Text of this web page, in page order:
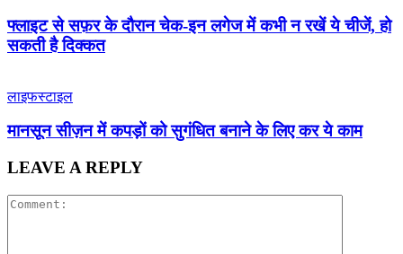
फ्लाइट से सफ़र के दौरान चेक-इन लगेज में कभी न रखें ये चीजें, हो
सकती है दिक्कत
लाइफस्टाइल
मानसून सीज़न में कपड़ों को सुगंधित बनाने के लिए कर ये काम
LEAVE A REPLY